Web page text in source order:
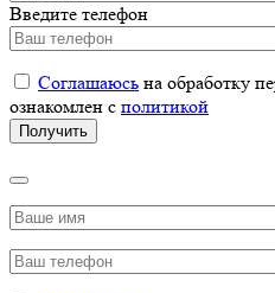
Введите телефон
Соглашаюсь на обработку
ознакомлен с политикой